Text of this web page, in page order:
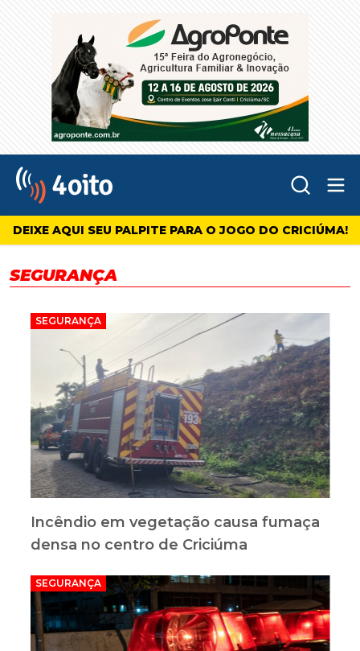
4oito
DEIXE AQUI SEU PALPITE PARA O JOGO DO CRICIÚMA!
SEGURANÇA
SEGURANÇA
Incêndio em vegetação causa fumaça
densa no centro de Criciúma
SEGURANÇA